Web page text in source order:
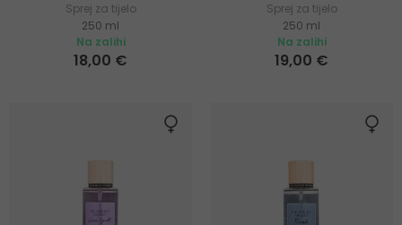
Sprej za tijelo
250 ml
Na zalihi
18,00 €
Sprej za tijelo
250 ml
Na zalihi
19,00 €